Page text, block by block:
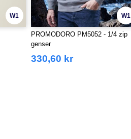
W1 W1
PROMODORO PM5052 - 1/4 zip
genser
330,60 kr